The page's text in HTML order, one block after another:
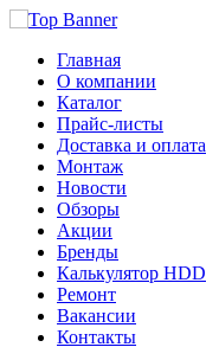
Главная
О компании
Каталог
Прайс-листы
Доставка и оплата
Монтаж
Новости
Обзоры
Акции
Бренды
Калькулятор HDD
Ремонт
Вакансии
Контакты